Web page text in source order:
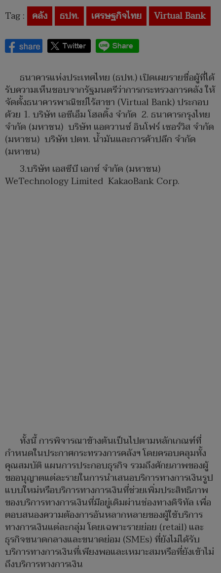
Tag : คลัง ธปท. เศรษฐกิจไทย Virtual Bank
ธนาคารแห่งประเทศไทย (ธปท.) เปิดเผยรายชื่อผู้ที่ได้
รับความเห็นชอบจากรัฐมนตรีว่าการกระทรวงการคลัง ให้
จัดตั้งธนาคารพาณิชย์ไร้สาขา (Virtual Bank) ประกอบ
ด้วย 1. บริษัท เอซีเอ็ม โฮลดิ้ง จำกัด 2. ธนาคารกรุงไทย
จำกัด (มหาชน) บริษัท แอดวานซ์ อินโฟร์ เซอร์วิส จำกัด
(มหาชน) บริษัท ปตท. น้ำมันและการค้าปลีก จำกัด
(มหาชน)
3.บริษัท เอสซีบี เอกซ์ จำกัด (มหาชน)
WeTechnology Limited KakaoBank Corp.
ทั้งนี้ การพิจารณาข้างต้นเป็นไปตามหลักเกณฑ์ที่
กำหนดในประกาศกระทรวงการคลังฯ โดยครอบคลุมทั้ง
คุณสมบัติ แผนการประกอบธุรกิจ รวมถึงศักยภาพของผู้
ขออนุญาตแต่ละรายในการนำเสนอบริการทางการเงินรูป
แบบใหม่หรือบริการทางการเงินที่ช่วยเพิ่มประสิทธิภาพ
ของบริการทางการเงินที่มีอยู่เดิมผ่านช่องทางดิจิทัล เพื่อ
ตอบสนองความต้องการอันหลากหลายของผู้ใช้บริการ
ทางการเงินแต่ละกลุ่ม โดยเฉพาะรายย่อย (retail) และ
ธุรกิจขนาดกลางและขนาดย่อม (SMEs) ที่ยังไม่ได้รับ
บริการทางการเงินที่เพียงพอและเหมาะสมหรือที่ยังเข้าไม่
ถึงบริการทางการเงิน